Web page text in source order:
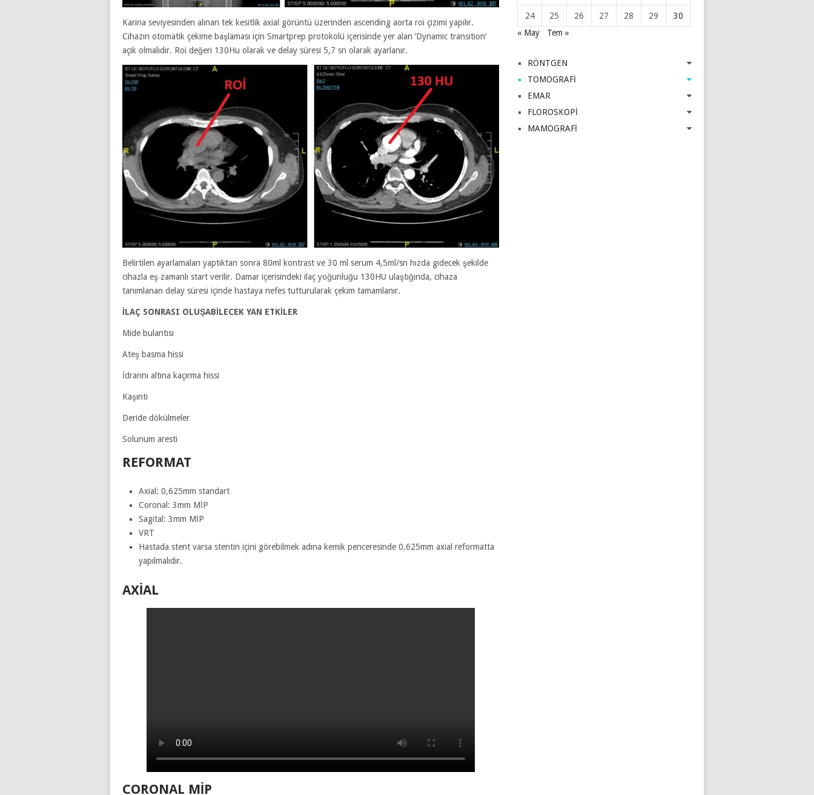
Karina seviyesinden alınan tek kesitlik axial görüntü üzerinden ascending aorta roi çizimi yapılır.
Cihazın otomatik çekime başlaması için Smartprep protokolü içerisinde yer alan ‘Dynamic transition’
açık olmalıdır. Roi değeri 130Hu olarak ve delay süresi 5,7 sn olarak ayarlanır.
Belirtilen ayarlamaları yaptıktan sonra 80ml kontrast ve 30 ml serum 4,5ml/sn hızda gidecek şekilde
cihazla eş zamanlı start verilir. Damar içerisindeki ilaç yoğunluğu 130HU ulaştığında, cihaza
tanımlanan delay süresi içinde hastaya nefes tutturularak çekim tamamlanır.
İLAÇ SONRASI OLUŞABİLECEK YAN ETKİLER
Mide bulantısı
Ateş basma hissi
İdrarını altına kaçırma hissi
Kaşıntı
Deride dökülmeler
Solunum aresti
REFORMAT
Axial: 0,625mm standart
Coronal: 3mm MİP
Sagital: 3mm MİP
VRT
Hastada stent varsa stentin içini görebilmek adına kemik penceresinde 0,625mm axial reformatta
yapılmalıdır.
AXİAL
CORONAL MİP
24 25 26 27 28 29
30
« May
Tem »
RÖNTGEN
TOMOGRAFİ
EMAR
FLOROSKOPİ
MAMOGRAFİ